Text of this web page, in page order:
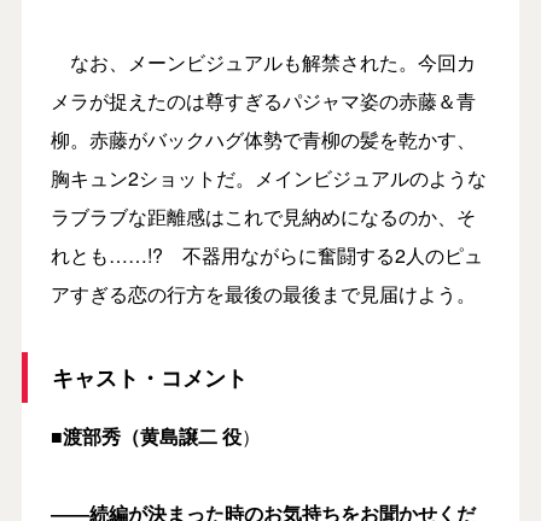
なお、メーンビジュアルも解禁された。今回カ
メラが捉えたのは尊すぎるパジャマ姿の赤藤＆青
柳。赤藤がバックハグ体勢で青柳の髪を乾かす、
胸キュン2ショットだ。メインビジュアルのような
ラブラブな距離感はこれで見納めになるのか、そ
れとも……!? 不器用ながらに奮闘する2人のピュ
アすぎる恋の行方を最後の最後まで見届けよう。
キャスト・コメント
■渡部秀（黄島譲二 役）
――続編が決まった時のお気持ちをお聞かせくだ